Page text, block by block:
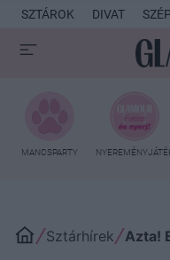
SZTÁROK DIVAT
MANCSPARTY
Sztárhírek Azta!